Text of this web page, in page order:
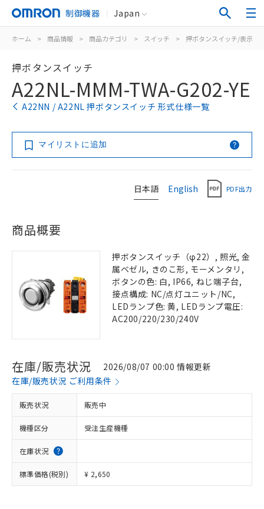
制御機器 Japan
ホーム > 商品情報 > 商品カテゴリ > スイッチ > 押ボタンスイッチ/表示灯
押ボタンスイッチ
A22NL-MMM-TWA-G202-YE
A22NN / A22NL 押ボタンスイッチ 形式仕様一覧
マイリストに追加
日本語 English PDF出力
商品概要
押ボタンスイッチ（φ22）, 照光, 金
属ベゼル, きのこ形, モーメンタリ,
ボタンの色: 白, IP66, ねじ端子台,
接点構成: NC/点灯ユニット/NC,
LEDランプ色: 黄, LEDランプ電圧:
AC200/220/230/240V
在庫/販売状況
2026/08/07 00:00 情報更新
在庫/販売状況 ご利用条件
販売状況 販売中
機種区分 受注生産機種
在庫状況
標準価格(税別) ¥ 2,650